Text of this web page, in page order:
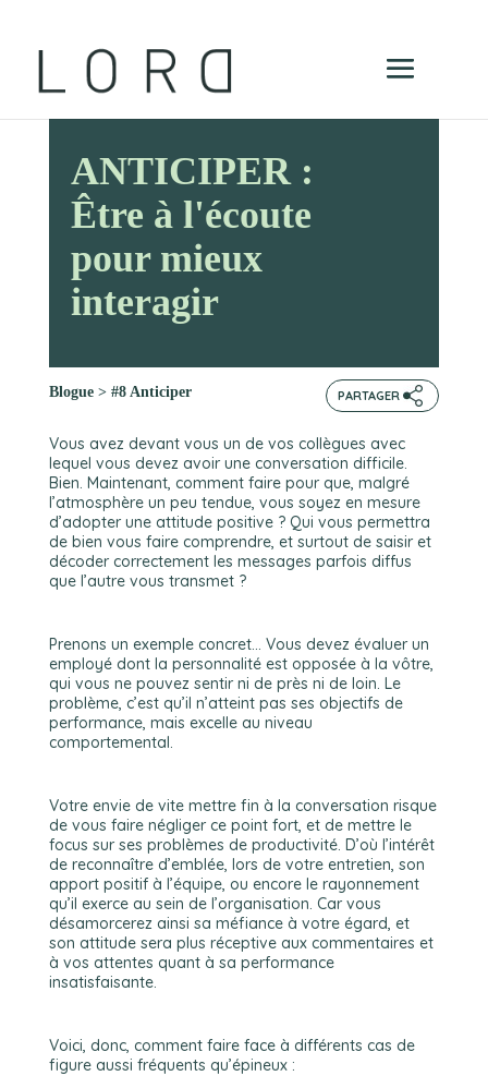
ANTICIPER :
Être à l'écoute
pour mieux
interagir
Blogue> #8 Anticiper PARTAGER
Vous avez devant vous un de vos collègues avec
lequel vous devez avoir une conversation difficile.
Bien. Maintenant, comment faire pour que, malgré
l’atmosphère un peu tendue, vous soyez en mesure
d’adopter une attitude positive ? Qui vous permettra
de bien vous faire comprendre, et surtout de saisir et
décoder correctement les messages parfois diffus
que l’autre vous transmet ?
Prenons un exemple concret… Vous devez évaluer un
employé dont la personnalité est opposée à la vôtre,
qui vous ne pouvez sentir ni de près ni de loin. Le
problème, c’est qu’il n’atteint pas ses objectifs de
performance, mais excelle au niveau
comportemental.
Votre envie de vite mettre fin à la conversation risque
de vous faire négliger ce point fort, et de mettre le
focus sur ses problèmes de productivité. D’où l’intérêt
de reconnaître d’emblée, lors de votre entretien, son
apport positif à l’équipe, ou encore le rayonnement
qu’il exerce au sein de l’organisation. Car vous
désamorcerez ainsi sa méfiance à votre égard, et
son attitude sera plus réceptive aux commentaires et
à vos attentes quant à sa performance
insatisfaisante.
Voici, donc, comment faire face à différents cas de
figure aussi fréquents qu’épineux :